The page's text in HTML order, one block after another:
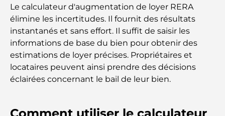
Guide des salles de sport de Damac Hills : Les
meilleures options de remise en forme à Damac
Hills et aux alentours
Les meilleurs centres commerciaux de Dubaï pour
le shopping et les loisirs
Le calculateur d'augmentation de loyer RERA
élimine les incertitudes. Il fournit des résultats
instantanés et sans effort. Il suffit de saisir les
informations de base du bien pour obtenir des
estimations de loyer précises. Propriétaires et
locataires peuvent ainsi prendre des décisions
éclairées concernant le bail de leur bien.
Comment utiliser le calculateur